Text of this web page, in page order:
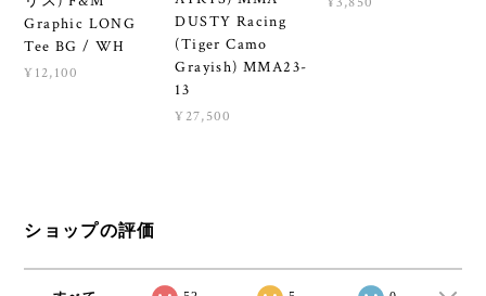
Graphic LONG
Tee BG / WH
¥12,100
DUSTY Racing
(Tiger Camo
Grayish) MMA23-
13
¥27,500
ショップの評価